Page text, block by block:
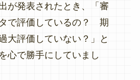
が発表されたとき、「審
で評価しているの？ 期
大評価していない？」と
心で勝手にしていまし